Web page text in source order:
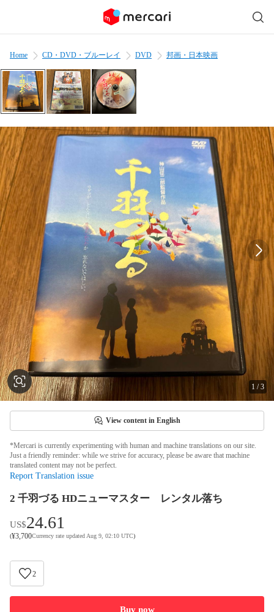
Home CD・DVD・ブルーレイ DVD 邦画・日本映画
1 /3
View content in English
*Mercari is currently experimenting with human and machine translations on our site.
Just a friendly reminder: while we strive for accuracy, please be aware that machine
translated content may not be perfect.
Report Translation issue
2 千羽づる HDニューマスター レンタル落ち
US$24.61
(¥3,700Currency rate updated Aug 9, 02:10 UTC)
2
Buy now